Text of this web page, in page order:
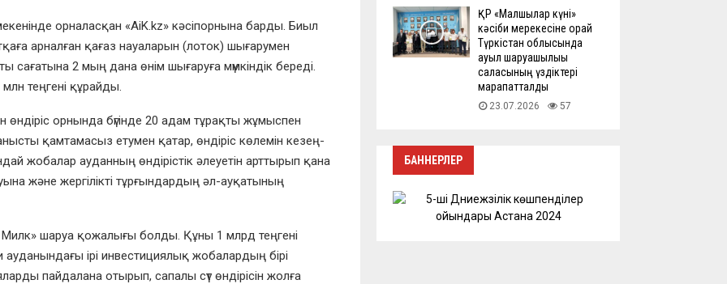
орналасқан «AiK.kz» кәсіпорнына барды. Биыл
арналған қағаз науаларын (лоток) шығарумен
сағатына 2 мың дана өнім шығаруға мүмкіндік береді.
теңгені құрайды.
орнында бүгінде 20 адам тұрақты жұмыспен
қамтамасыз етумен қатар, өндіріс көлемін кезең-
жобалар ауданның өндірістік әлеуетін арттырып қана
және жергілікті тұрғындардың әл-ауқатының
шаруа қожалығы болды. Құны 1 млрд теңгені
ауданындағы ірі инвестициялық жобалардың бірі
пайдалана отырып, сапалы сүт өндірісін жолға
ҚР «Малшылар күні»
кәсіби мерекесіне орай
Түркістан облысында
ауыл шаруашылығы
саласының үздіктері
марапатталды
23.07.2026 57
БАННЕРЛЕР